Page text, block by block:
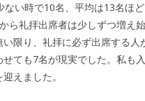
い時で10名、平均は13名ほ
ら礼拝出席者は少しずつ増え
限り、礼拝に必ず出席する
ても7名が現実でした。私も
えました。